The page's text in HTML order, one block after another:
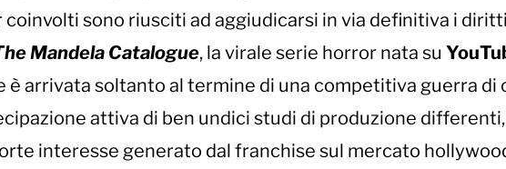
coinvolti sono riusciti ad aggiudicarsi in via definitiva i diritti
Mandela Catalogue, la virale serie horror nata su
è arrivata soltanto al termine di una competitiva guerra di
attiva di ben undici studi di produzione differenti,
interesse generato dal franchise sul mercato